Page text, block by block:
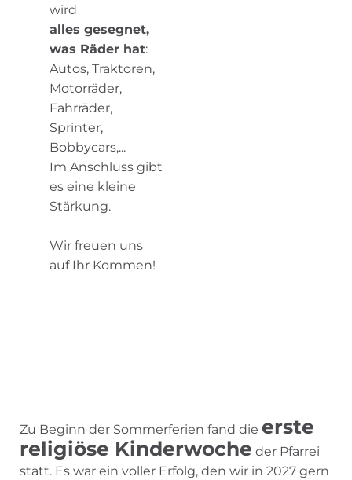
wird
alles gesegnet,
was Räder hat:
Autos, Traktoren,
Motorräder,
Fahrräder,
Sprinter,
Bobbycars,...
Im Anschluss gibt
es eine kleine
Stärkung.
Wir freuen uns
auf Ihr Kommen!
Zu Beginn der Sommerferien fand die erste
religiöse Kinderwoche der Pfarrei
statt. Es war ein voller Erfolg, den wir in 2027 gern